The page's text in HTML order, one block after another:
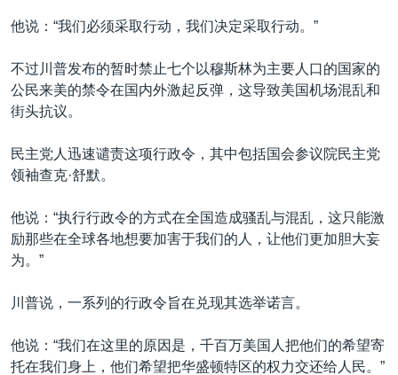
他说：“我们必须采取行动，我们决定采取行动。”
不过川普发布的暂时禁止七个以穆斯林为主要人口的国家的
公民来美的禁令在国内外激起反弹，这导致美国机场混乱和
街头抗议。
民主党人迅速谴责这项行政令，其中包括国会参议院民主党
领袖查克·舒默。
他说：“执行行政令的方式在全国造成骚乱与混乱，这只能激
励那些在全球各地想要加害于我们的人，让他们更加胆大妄
为。”
川普说，一系列的行政令旨在兑现其选举诺言。
他说：“我们在这里的原因是，千百万美国人把他们的希望寄
托在我们身上，他们希望把华盛顿特区的权力交还给人民。”